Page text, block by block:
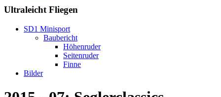
Ultraleicht Fliegen
SD1 Minisport
Baubericht
Höhenruder
Seitenruder
Finne
Bilder